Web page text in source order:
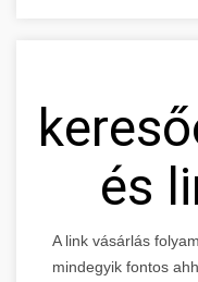
és
A link vásárlás
mindegyik fontos